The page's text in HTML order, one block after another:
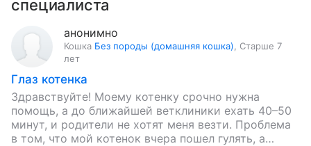
специалиста
анонимно
Кошка Без породы (домашняя кошка)
Старше 7
лет
Глаз котенка
Здравствуйте! Моему котенку срочно нужна
помощь, а до ближайшей ветклиники ехать 40–50
минут, и родители не хотят меня везти. Проблема
в том, что мой котенок вчера пошел гулять, а